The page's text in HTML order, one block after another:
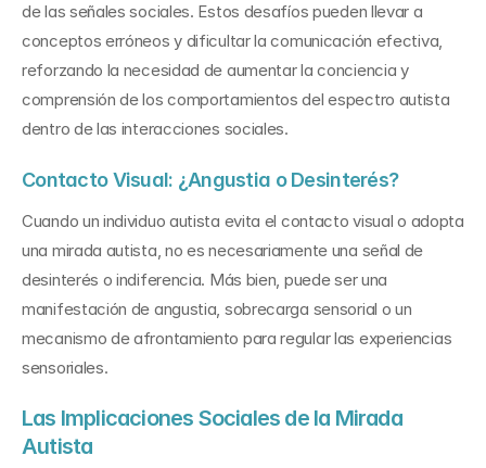
de las señales sociales. Estos desafíos pueden llevar a
conceptos erróneos y dificultar la comunicación efectiva,
reforzando la necesidad de aumentar la conciencia y
comprensión de los comportamientos del espectro autista
dentro de las interacciones sociales.
Contacto Visual: ¿Angustia o Desinterés?
Cuando un individuo autista evita el contacto visual o adopta
una mirada autista, no es necesariamente una señal de
desinterés o indiferencia. Más bien, puede ser una
manifestación de angustia, sobrecarga sensorial o un
mecanismo de afrontamiento para regular las experiencias
sensoriales.
Las Implicaciones Sociales de la Mirada
Autista